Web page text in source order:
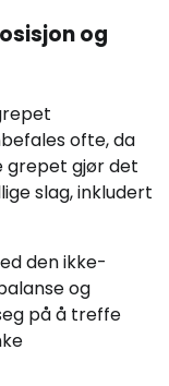
og
ofte, da
grepet gjør det
slag, inkludert
den ikke-
og
på å treffe